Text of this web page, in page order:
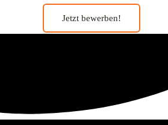
Jetzt bewerben!